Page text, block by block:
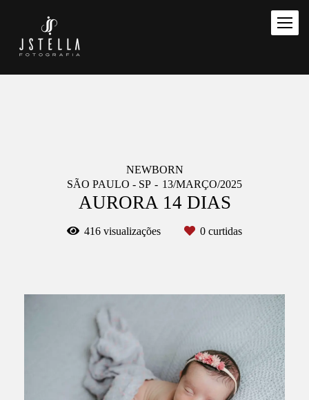
NEWBORN
SÃO PAULO - SP
13/MARÇO/2025
AURORA 14 DIAS
416 visualizações 0 curtidas